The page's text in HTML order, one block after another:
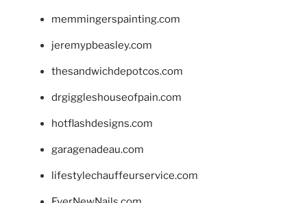
memmingerspainting.com
jeremypbeasley.com
thesandwichdepotcos.com
drgiggleshouseofpain.com
hotflashdesigns.com
garagenadeau.com
lifestylechauffeurservice.com